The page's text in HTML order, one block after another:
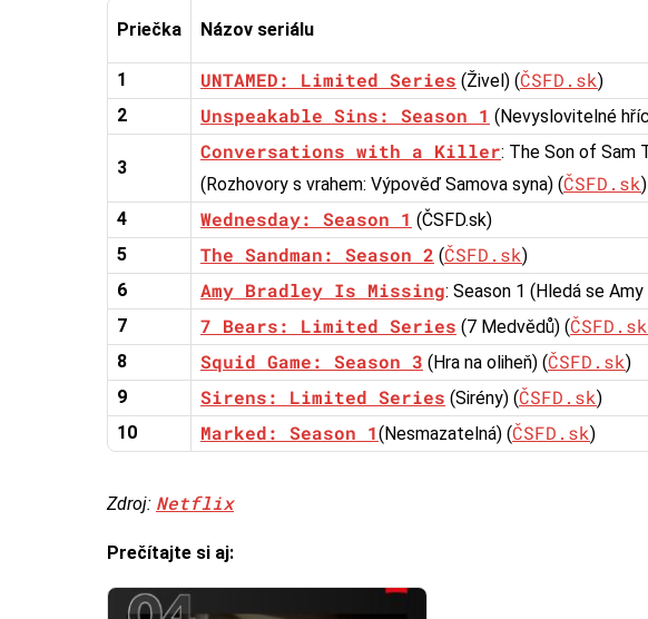
Priečka Názov seriálu
1
UNTAMED: Limited Series (Živel) (ČSFD.sk)
2
Unspeakable Sins: Season 1 (Nevyslovitelné
3
Conversations with a Killer: The Son of Sam
(Rozhovory s vrahem: Výpověď Samova syna) (ČSFD.sk)
4 Wednesday: Season 1 (ČSFD.sk)
5
The Sandman: Season 2 (ČSFD.sk)
6
Amy Bradley Is Missing: Season 1 (Hledá se
7
7 Bears: Limited Series (7 Medvědů) (ČSFD.sk
8
Squid Game: Season 3 (Hra na oliheň) (ČSFD.sk)
9
Sirens: Limited Series (Sirény) (ČSFD.sk)
10
Marked: Season 1(Nesmazatelná) (ČSFD.sk)
Zdroj: Netflix
Prečítajte si aj: